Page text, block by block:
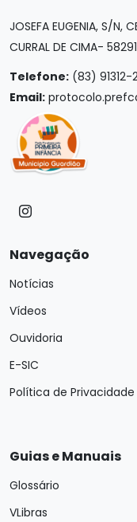
JOSEFA EUGENIA, S/N,
CURRAL DE CIMA-
Telefone: (83) 91312-
Email:
Navegação
Notícias
Vídeos
Ouvidoria
E-SIC
Política de Privacidade
Guias e Manuais
Glossário
VLibras